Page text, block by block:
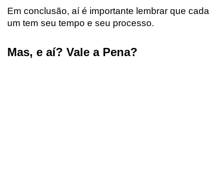
Em conclusão, aí é importante lembrar que cada
um tem seu tempo e seu processo.
Mas, e aí? Vale a Pena?